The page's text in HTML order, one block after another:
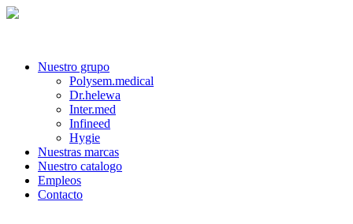
Nuestro grupo
Polysem.medical
Dr.helewa
Inter.med
Infineed
Hygie
Nuestras marcas
Nuestro catalogo
Empleos
Contacto